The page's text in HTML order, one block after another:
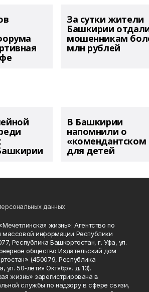
За сутки жители
Башкирии
мошенникам
млн рублей
В Башкирии
напомнили о
«комендантском
для детей
данных
жизнь»: Агентство по
массовой информации Республики
Республика Башкортостан, г. Уфа, ул.
общество Издательский дом
(450079, Республика
ул. 50-летия Октября, д. 13).
жизнь» зарегистрирована в
службы по надзору в сфере связи,